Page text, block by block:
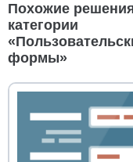
Похожие
категории
формы»